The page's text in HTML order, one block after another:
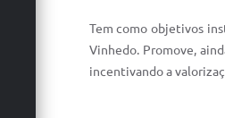
Tem como objetivos
Vinhedo. Promove,
incentivando a